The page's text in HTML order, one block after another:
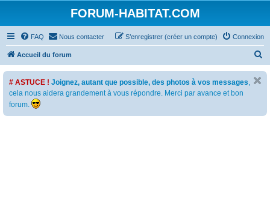
FORUM-HABITAT.COM
FAQ Nous contacter Connexion
S’enregistrer (créer un compte)
Accueil du forum
e
# ASTUCE ! Joignez, autant que possible, des photos à vos messages,
cela nous aidera grandement à vous répondre. Merci par avance et bon
forum.